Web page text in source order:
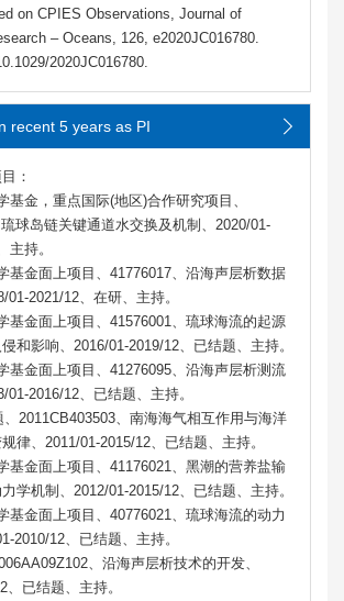
on CPIES Observations, Journal of
– Oceans, 126, e2020JC016780.
2020JC016780.
recent 5 years as PI
：
基金，重点国际(地区)合作研究项目、
球岛链关键通道水交换及机制、2020/01-
主持。
基金面上项目、41776017、沿海声层析数据
01-2021/12、在研、主持。
基金面上项目、41576001、琉球海流的起源
和影响、2016/01-2019/12、已结题、主持。
基金面上项目、41276095、沿海声层析测流
01-2016/12、已结题、主持。
2011CB403503、南海海气相互作用与海洋
律、2011/01-2015/12、已结题、主持。
基金面上项目、41176021、黑潮的营养盐输
学机制、2012/01-2015/12、已结题、主持。
基金面上项目、40776021、琉球海流的动力
2010/12、已结题、主持。
、沿海声层析技术的开发、
、已结题、主持。